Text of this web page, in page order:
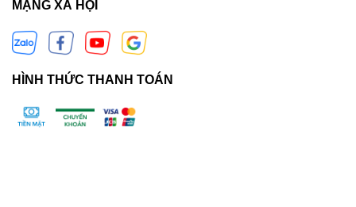
MẠNG XÃ HỘI
HÌNH THỨC THANH TOÁN